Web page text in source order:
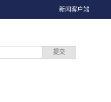
新闻客户端